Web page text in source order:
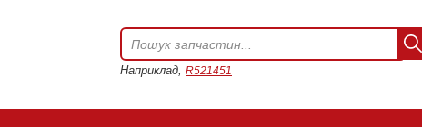
Наприклад, R521451